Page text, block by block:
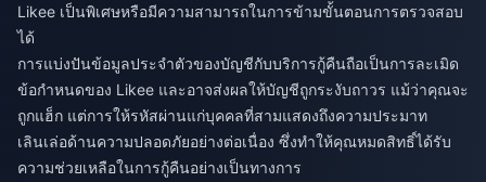
Likee เป็นพิเศษหรือมีความสามารถในการข้ามขั้นตอนการตรวจสอบ
ได้
การแบ่งปันข้อมูลประจำตัวของบัญชีกับบริการกู้คืนถือเป็นการละเมิด
ข้อกำหนดของ Likee และอาจส่งผลให้บัญชีถูกระงับถาวร แม้ว่าคุณจะ
ถูกแฮ็ก แต่การให้รหัสผ่านแก่บุคคลที่สามแสดงถึงความประมาท
เลินเล่อด้านความปลอดภัยอย่างต่อเนื่อง ซึ่งทำให้คุณหมดสิทธิ์ได้รับ
ความช่วยเหลือในการกู้คืนอย่างเป็นทางการ